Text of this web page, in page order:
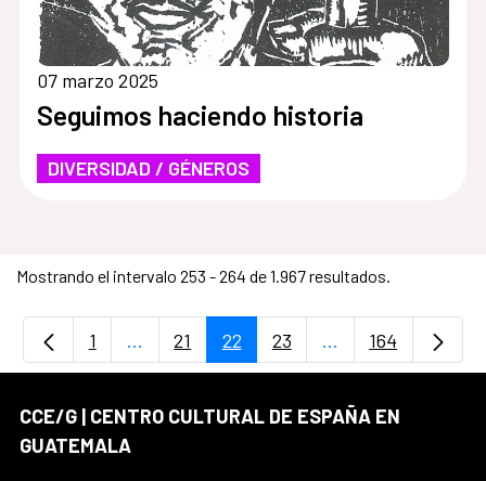
07 marzo 2025
Seguimos haciendo historia
DIVERSIDAD / GÉNEROS
Mostrando el intervalo 253 - 264 de 1.967 resultados.
Página
1 ...Páginas intermedias Use TAB para
Página
21 Página
22 Página
23 ...PáginasPágina
164
CCE/G | CENTRO CULTURAL DE ESPAÑA EN
GUATEMALA